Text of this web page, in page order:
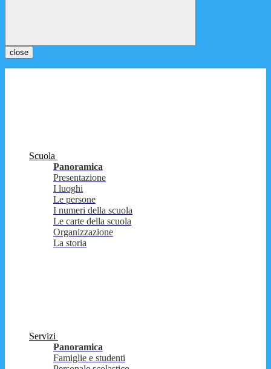
close
Scuola
Panoramica
Presentazione
I luoghi
Le persone
I numeri della scuola
Le carte della scuola
Organizzazione
La storia
Servizi
Panoramica
Famiglie e studenti